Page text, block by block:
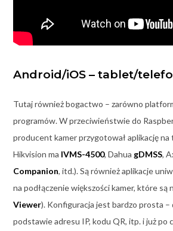
Android/iOS – tablet/
Tutaj również bogactwo – zarówno
programów. W przeciwieństwie do
producent kamer przygotował aplikację na
Hikvision ma IVMS-4500, Dahua gDMSS,
Companion, itd.). Są również aplikacje
na podłączenie większości kamer, które są
Viewer). Konfiguracja jest bardzo prosta –
podstawie adresu IP, kodu QR, itp. i już po